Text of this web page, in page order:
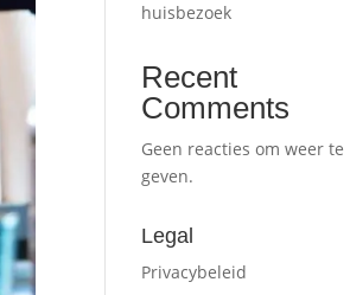
huisbezoek
Recent
Comments
Geen reacties om weer te
geven.
Legal
Privacybeleid